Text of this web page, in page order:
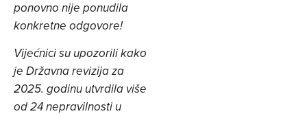
ponovno nije ponudila
konkretne odgovore!
Vijećnici su upozorili kako
je Državna revizija za
2025. godinu utvrdila više
od 24 nepravilnosti u